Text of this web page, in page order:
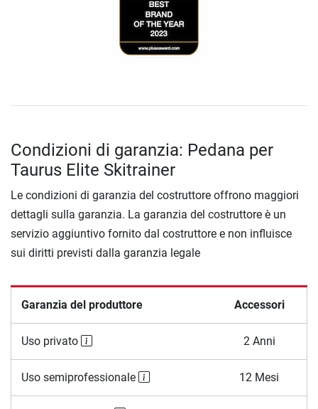
Condizioni di garanzia: Pedana per
Taurus Elite Skitrainer
Le condizioni di garanzia del costruttore offrono maggiori
dettagli sulla garanzia. La garanzia del costruttore è un
servizio aggiuntivo fornito dal costruttore e non influisce
sui diritti previsti dalla garanzia legale
Garanzia del produttore Accessori
Uso privato 2 Anni
Uso semiprofessionale 12 Mesi